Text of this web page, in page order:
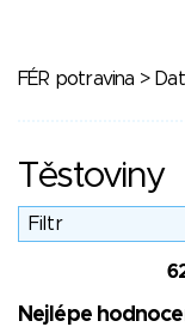
FÉR potravina >
Těstoviny
Nejlépe